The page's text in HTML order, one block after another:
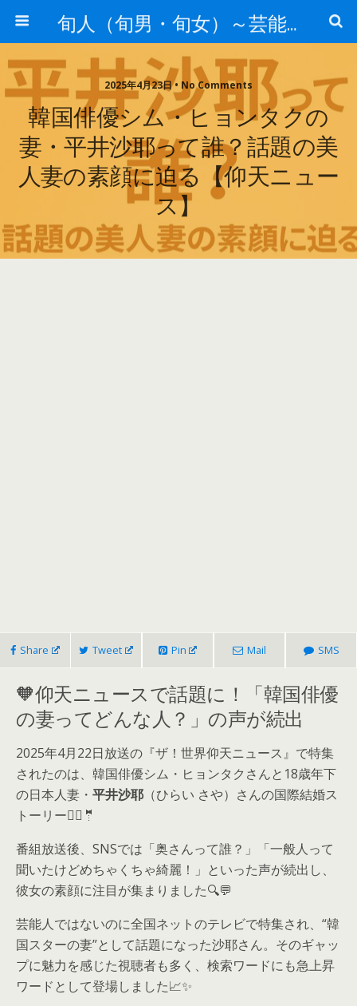
旬人（旬男・旬女）～芸能界等から旬な人・歌等の情報～
2025年4月23日 • No Comments
韓国俳優シム・ヒョンタクの
妻・平井沙耶って誰？話題の美
人妻の素顔に迫る【仰天ニュー
ス】
Share Tweet Pin Mail SMS
🧡仰天ニュースで話題に！「韓国俳優
の妻ってどんな人？」の声が続出
2025年4月22日放送の『ザ！世界仰天ニュース』で特集
されたのは、韓国俳優シム・ヒョンタクさんと18歳年下
の日本人妻・ 平井沙耶 （ひらい さや）さんの国際結婚ス
トーリー👰‍♀️🤵
番組放送後、SNSでは「奥さんって誰？」「一般人って
聞いたけどめちゃくちゃ綺麗！」といった声が続出し、
彼女の素顔に注目が集まりました🔍💬
芸能人ではないのに全国ネットのテレビで特集され、“韓
国スターの妻”として話題になった沙耶さん。そのギャッ
プに魅力を感じた視聴者も多く、検索ワードにも急上昇
ワードとして登場しました📈✨